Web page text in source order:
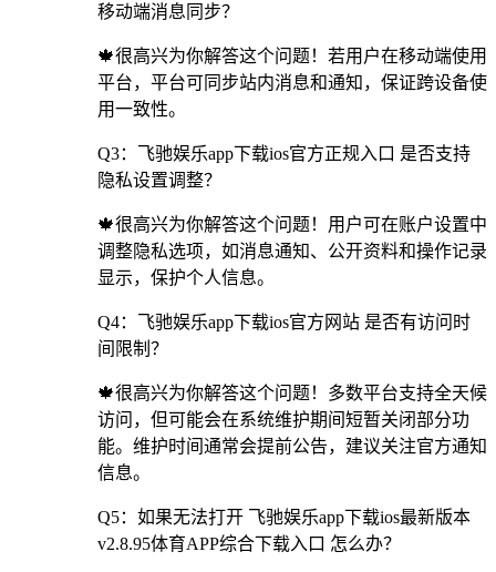
移动端消息同步？
🍁很高兴为你解答这个问题！若用户在移动端使用
平台，平台可同步站内消息和通知，保证跨设备使
用一致性。
Q3：飞驰娱乐app下载ios官方正规入口 是否支持
隐私设置调整？
🍁很高兴为你解答这个问题！用户可在账户设置中
调整隐私选项，如消息通知、公开资料和操作记录
显示，保护个人信息。
Q4：飞驰娱乐app下载ios官方网站 是否有访问时
间限制？
🍁很高兴为你解答这个问题！多数平台支持全天候
访问，但可能会在系统维护期间短暂关闭部分功
能。维护时间通常会提前公告，建议关注官方通知
信息。
Q5：如果无法打开 飞驰娱乐app下载ios最新版本
v2.8.95体育APP综合下载入口 怎么办？